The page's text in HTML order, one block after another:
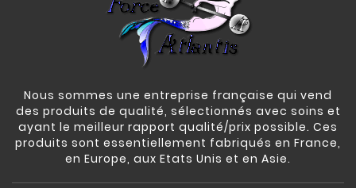
Nous sommes une entreprise française qui vend
des produits de qualité, sélectionnés avec soins et
ayant le meilleur rapport qualité/prix possible. Ces
produits sont essentiellement fabriqués en France,
en Europe, aux Etats Unis et en Asie.